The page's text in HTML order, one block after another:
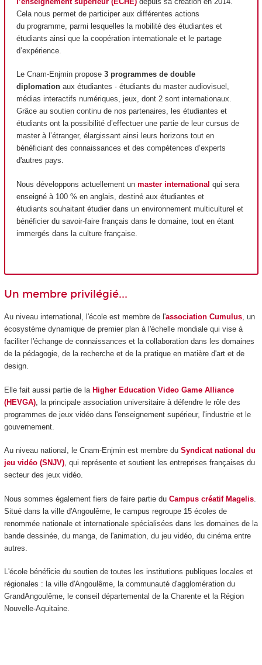
Cela nous permet de participer aux différentes actions
du programme, parmi lesquelles la mobilité des étudiantes et
étudiants ainsi que la coopération internationale et le partage
d’expérience.
Le Cnam-Enjmin propose 3 programmes de double
diplomation aux étudiantes · étudiants du master audiovisuel,
médias interactifs numériques, jeux, dont 2 sont internationaux.
Grâce au soutien continu de nos partenaires, les étudiantes et
étudiants ont la possibilité d’effectuer une partie de leur cursus de
master à l’étranger, élargissant ainsi leurs horizons tout en
bénéficiant des connaissances et des compétences d’experts
d'autres pays.
Nous développons actuellement un master international qui sera
enseigné à 100 % en anglais, destiné aux étudiantes et
étudiants souhaitant étudier dans un environnement multiculturel et
bénéficier du savoir-faire français dans le domaine, tout en étant
immergés dans la culture française.
Un membre privilégié...
Au niveau international, l'école est membre de l'association Cumulus, un
écosystème dynamique de premier plan à l'échelle mondiale qui vise à
faciliter l'échange de connaissances et la collaboration dans les domaines
de la pédagogie, de la recherche et de la pratique en matière d'art et de
design.
Elle fait aussi partie de la Higher Education Video Game Alliance
(HEVGA), la principale association universitaire à défendre le rôle des
programmes de jeux vidéo dans l'enseignement supérieur, l'industrie et le
gouvernement.
Au niveau national, le Cnam-Enjmin est membre du Syndicat national du
jeu vidéo (SNJV), qui représente et soutient les entreprises françaises du
secteur des jeux vidéo.
Nous sommes également fiers de faire partie du Campus créatif Magelis.
Situé dans la ville d'Angoulême, le campus regroupe 15 écoles de
renommée nationale et internationale spécialisées dans les domaines de la
bande dessinée, du manga, de l'animation, du jeu vidéo, du cinéma entre
autres.
L'école bénéficie du soutien de toutes les institutions publiques locales et
régionales : la ville d'Angoulême, la communauté d'agglomération du
GrandAngoulême, le conseil départemental de la Charente et la Région
Nouvelle-Aquitaine.